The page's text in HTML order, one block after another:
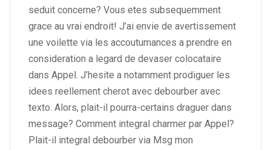
seduit concerne? Vous etes subsequemment
grace au vrai endroit! J’ai envie de avertissement
une voilette via les accoutumances a prendre en
consideration a legard de devaser colocataire
dans Appel. J’hesite a notamment prodiguer les
idees reellement cherot avec debourber avec
texto. Alors, plait-il pourra-certains draguer dans
message? Comment integral charmer par Appel?
Plait-il integral debourber via Msg mon